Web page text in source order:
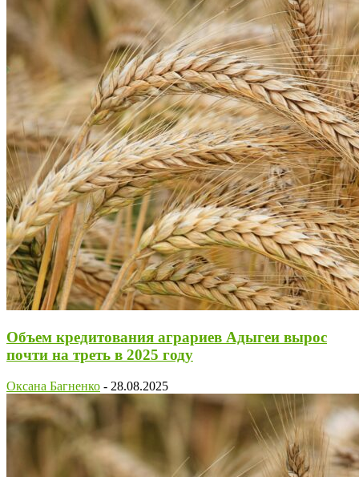
Объем кредитования аграриев Адыгеи вырос
почти на треть в 2025 году
Оксана Багненко - 28.08.2025